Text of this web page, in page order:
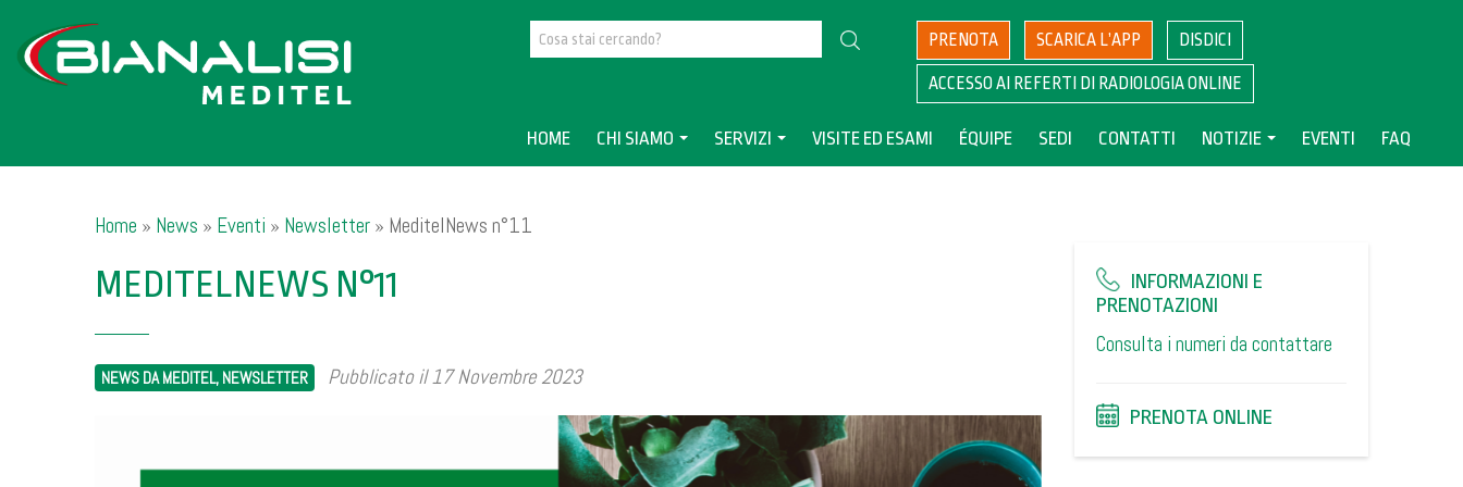
PRENOTA SCARICA L’APP DISDICI
ACCESSO AI REFERTI DI RADIOLOGIA ONLINE
HOME CHI SIAMO SERVIZI VISITE ED ESAMI ÉQUIPE SEDI CONTATTI NOTIZIE EVENTI FAQ
Home » News » Eventi » Newsletter » MeditelNews n°11
MEDITELNEWS N°11
NEWS DA MEDITEL, NEWSLETTER Pubblicato il 17 Novembre 2023
INFORMAZIONI E
PRENOTAZIONI
Consulta i numeri da contattare
PRENOTA ONLINE